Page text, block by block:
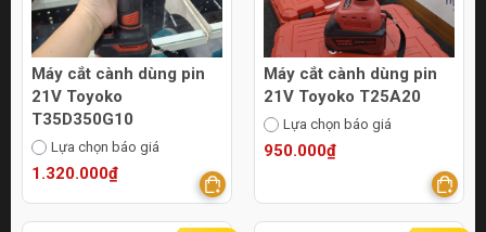
Máy cắt cành dùng pin
21V Toyoko
T35D350G10
Lựa chọn báo giá
1.320.000₫
Máy cắt cành dùng pin
21V Toyoko T25A20
Lựa chọn báo giá
950.000₫